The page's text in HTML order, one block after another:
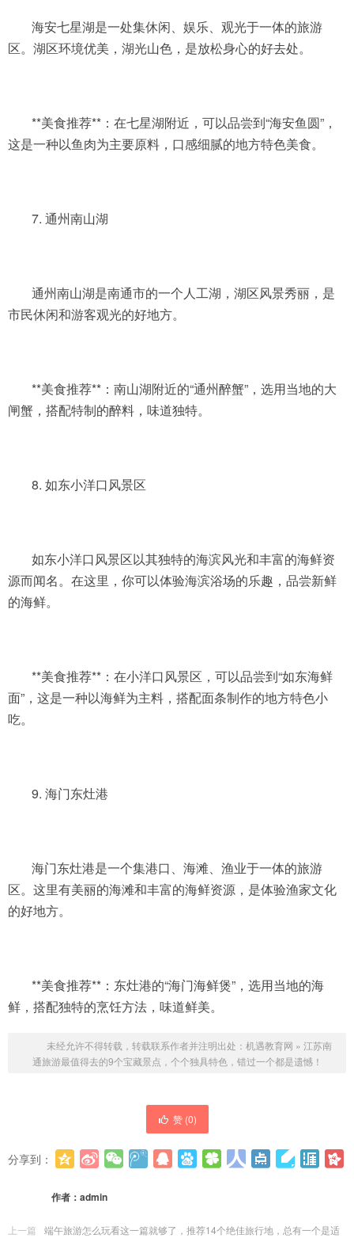
海安七星湖是一处集休闲、娱乐、观光于一体的旅游
区。湖区环境优美，湖光山色，是放松身心的好去处。
**美食推荐**：在七星湖附近，可以品尝到“海安鱼圆”，
这是一种以鱼肉为主要原料，口感细腻的地方特色美食。
7. 通州南山湖
通州南山湖是南通市的一个人工湖，湖区风景秀丽，是
市民休闲和游客观光的好地方。
**美食推荐**：南山湖附近的“通州醉蟹”，选用当地的大
闸蟹，搭配特制的醉料，味道独特。
8. 如东小洋口风景区
如东小洋口风景区以其独特的海滨风光和丰富的海鲜资
源而闻名。在这里，你可以体验海滨浴场的乐趣，品尝新鲜
的海鲜。
**美食推荐**：在小洋口风景区，可以品尝到“如东海鲜
面”，这是一种以海鲜为主料，搭配面条制作的地方特色小
吃。
9. 海门东灶港
海门东灶港是一个集港口、海滩、渔业于一体的旅游
区。这里有美丽的海滩和丰富的海鲜资源，是体验渔家文化
的好地方。
**美食推荐**：东灶港的“海门海鲜煲”，选用当地的海
鲜，搭配独特的烹饪方法，味道鲜美。
未经允许不得转载，转载联系作者并注明出处： 机遇教育网 » 江苏南
通旅游最值得去的9个宝藏景点，个个独具特色，错过一个都是遗憾！
赞 (0)
分享到：
作者： admin
上一篇
端午旅游怎么玩看这一篇就够了，推荐14个绝佳旅行地，总有一个是适